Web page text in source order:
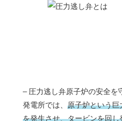
– 圧力逃し弁原子炉の安全を
発電所では、 原子炉という
を発生させ、タービンを回し